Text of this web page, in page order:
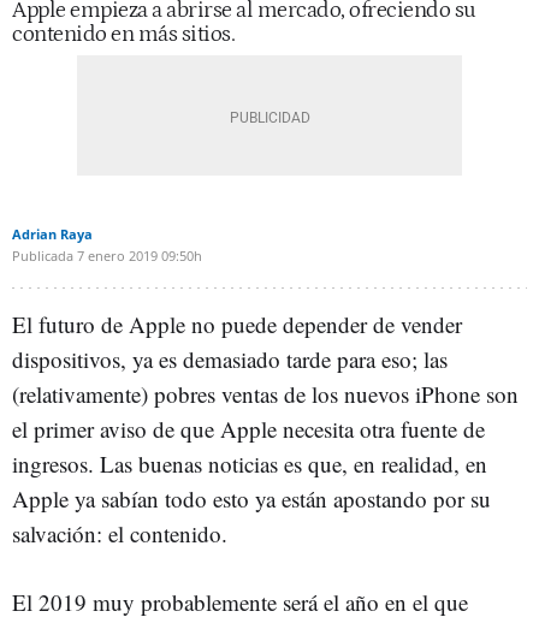
Apple empieza a abrirse al mercado, ofreciendo su
contenido en más sitios.
Adrian Raya
Publicada 7 enero 2019 09:50h
El futuro de Apple no puede depender de vender
dispositivos, ya es demasiado tarde para eso; las
(relativamente) pobres ventas de los nuevos iPhone son
el primer aviso de que Apple necesita otra fuente de
ingresos. Las buenas noticias es que, en realidad, en
Apple ya sabían todo esto ya están apostando por su
salvación: el contenido.
El 2019 muy probablemente será el año en el que